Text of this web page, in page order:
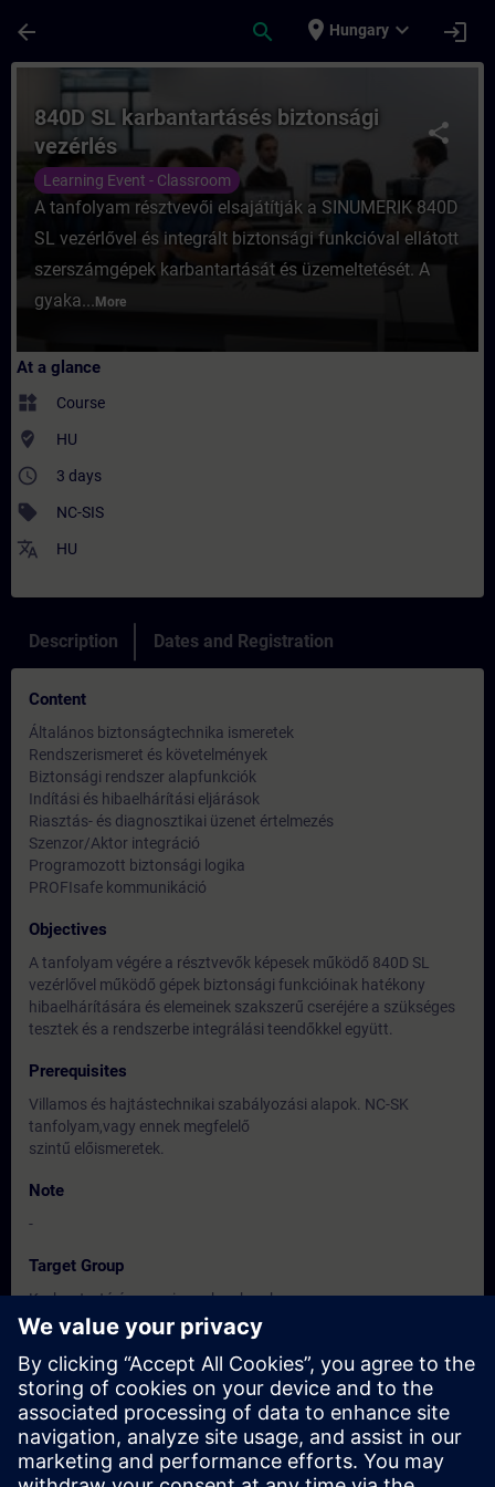
arrow_back search place Hungary expand_more login
Course - 840D SL karbantartásés
share
840D SL karbantartásés biztonsági
vezérlés
Learning Event - Classroom
A tanfolyam résztvevői elsajátítják a SINUMERIK 840D
SL vezérlővel és integrált biztonsági funkcióval ellátott
szerszámgépek karbantartását és üzemeltetését. A
gyaka... More
At a glance
widgets Course
where_to_vote HU
access_time 3 days
sell NC-SIS
translate HU
Description Dates and Registration
Content
Általános biztonságtechnika ismeretek
Rendszerismeret és követelmények
Biztonsági rendszer alapfunkciók
Indítási és hibaelhárítási eljárások
Riasztás- és diagnosztikai üzenet értelmezés
Szenzor/Aktor integráció
Programozott biztonsági logika
PROFIsafe kommunikáció
Objectives
A tanfolyam végére a résztvevők képesek működő 840D SL
vezérlővel működő gépek biztonsági funkcióinak hatékony
hibaelhárítására és elemeinek szakszerű cseréjére a szükséges
tesztek és a rendszerbe integrálási teendőkkel együtt.
Prerequisites
Villamos és hajtástechnikai szabályozási alapok. NC-SK
tanfolyam,vagy ennek megfelelő
szintű előismeretek.
Note
-
Target Group
Karbantartó és szerviz szakemberek.
Beüzemelő és üzemeltetési mérnökök.
Dates And Registration
Currently, no events available
Add yourself to the course request list and you will be notified